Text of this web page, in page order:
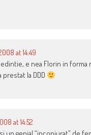
at 14:49
e nea Florin in forma
prestat la DDD
at 14:52